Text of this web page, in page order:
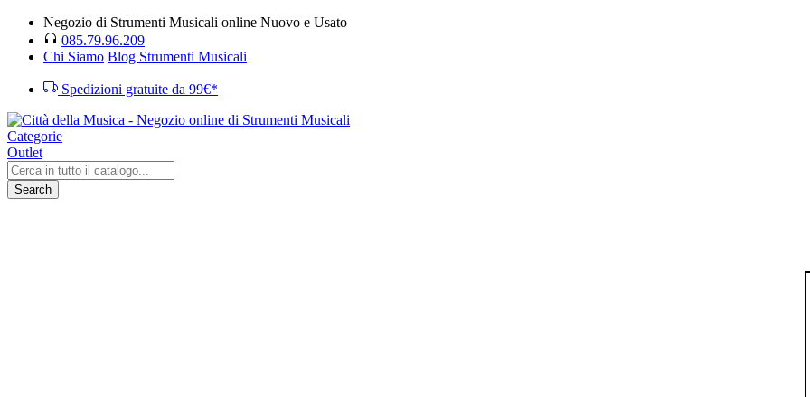
Negozio di Strumenti Musicali online Nuovo e Usato
085.79.96.209
Chi Siamo Blog Strumenti Musicali
Spedizioni gratuite da 99€*
Categorie
Outlet
Search